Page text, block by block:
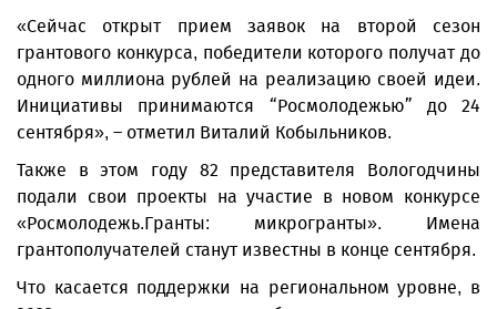
«Сейчас открыт прием заявок на второй сезон
грантового конкурса, победители которого получат до
одного миллиона рублей на реализацию своей идеи.
Инициативы принимаются “Росмолодежью” до 24
сентября», – отметил Виталий Кобыльников.
Также в этом году 82 представителя Вологодчины
подали свои проекты на участие в новом конкурсе
«Росмолодежь.Гранты: микрогранты». Имена
грантополучателей станут известны в конце сентября.
Что касается поддержки на региональном уровне, в